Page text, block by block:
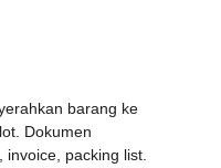
barang ke
Dokumen
invoice, packing list.